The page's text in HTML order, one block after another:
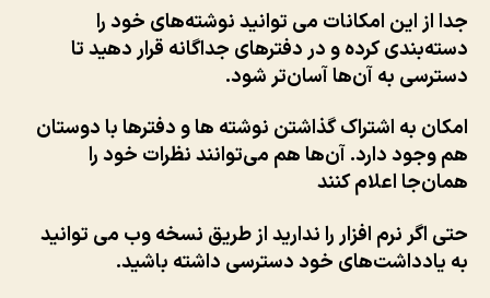
جدا از این امکانات می توانید نوشته‌های خود را
دسته‌بندی کرده و در دفترهای جداگانه قرار دهید تا
دسترسی به آن‌ها آسان‌تر شود.
امکان به اشتراک گذاشتن نوشته ها و دفترها با دوستان
هم وجود دارد. آن‌ها هم می‌توانند نظرات خود را
همان‌جا اعلام کنند
حتی اگر نرم افزار را ندارید از طریق نسخه وب می توانید
به یادداشت‌های خود دسترسی داشته باشید.